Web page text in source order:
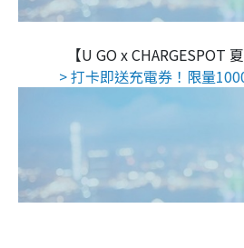
【U GO x CHARGESPOT
> 打卡即送充電券！限量